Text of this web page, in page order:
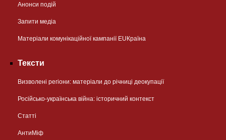
Анонси подій
Запити медіа
Матеріали комунікаційної кампанії EUКраїна
Тексти
Визволені регіони: матеріали до річниці деокупації
Російсько-українська війна: історичний контекст
Статті
АнтиМіф